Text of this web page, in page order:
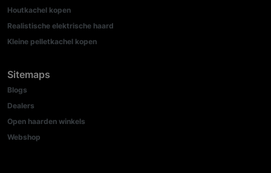
Houtkachel kopen
Realistische elektrische haard
Kleine pelletkachel kopen
Sitemaps
Blogs
Dealers
Open haarden winkels
Webshop